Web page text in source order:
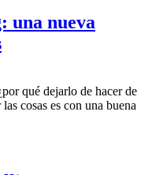
una nueva
qué dejarlo de hacer de
cosas es con una buena